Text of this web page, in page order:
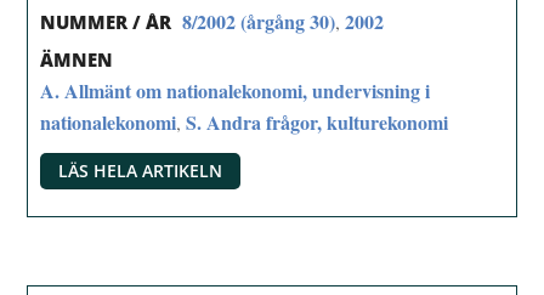
NUMMER / ÅR 8/2002 (årgång 30),2002
ÄMNEN
A. Allmänt om nationalekonomi, undervisning i
nationalekonomi,S. Andra frågor, kulturekonomi
LÄS HELA ARTIKELN